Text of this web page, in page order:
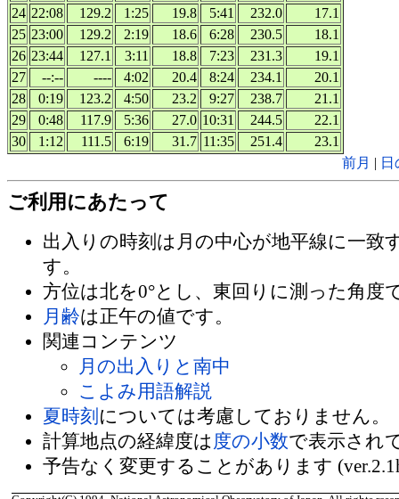
24 22:08 129.2 1:25 19.8 5:41 232.0
17.1
25 23:00 129.2 2:19 18.6 6:28 230.5
18.1
26 23:44 127.1 3:11 18.8 7:23 231.3
19.1
27
--:-- ---- 4:02 20.4 8:24 234.1
20.1
28
0:19 123.2 4:50 23.2 9:27 238.7
21.1
29
0:48 117.9 5:36 27.0 10:31 244.5
22.1
30
1:12 111.5 6:19 31.7 11:35 251.4
23.1
前月 |
ご利用にあたって
出入りの時刻は月の中心が地平線に一致
す。
方位は北を0°とし、東回りに測った角度
月齢は正午の値です。
関連コンテンツ
月の出入りと南中
こよみ用語解説
夏時刻 については考慮しておりません。
計算地点の経緯度は 度の小数で表示され
予告なく変更することがあります